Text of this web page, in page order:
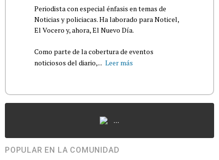
Periodista con especial énfasis en temas de
Noticias y policiacas. Ha laborado para Noticel,
El Vocero y, ahora, El Nuevo Día.
Como parte de la cobertura de eventos
noticiosos del diario,... Leer más
...
POPULAR EN LA COMUNIDAD